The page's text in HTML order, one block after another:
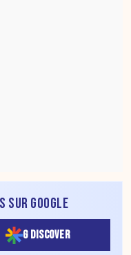
SUR GOOGLE
G DISCOVER